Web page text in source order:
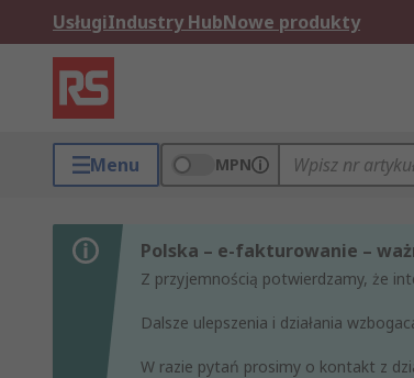
UsługiIndustry HubNowe produkty
Menu MPN
Polska – e-fakturowanie –
Z przyjemnością potwierdzamy, że
Dalsze ulepszenia i działania
W razie pytań prosimy o kontakt z